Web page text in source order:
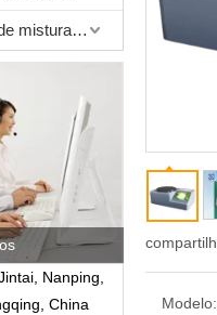
Equipamento de teste de mistura betuminosa
Nanping,
China
Modelo: